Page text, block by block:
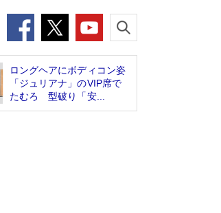
ロングヘアにボディコン姿
「ジュリアナ」のVIP席で
たむろ 型破り「安...